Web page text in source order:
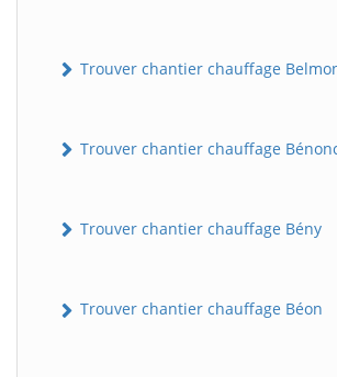
Trouver chantier chauffage
Trouver chantier chauffage
Trouver chantier chauffage Bény
Trouver chantier chauffage Béon